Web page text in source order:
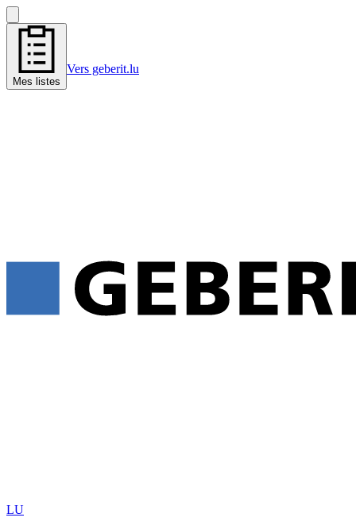
Mes listes
Vers geberit.lu
LU